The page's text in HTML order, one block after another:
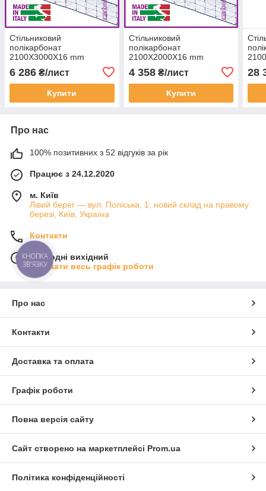
Стільниковий
полікарбонат
2100Х3000Х16 mm
посилений прозорий
6 286 ₴/лист
Купити
Стільниковий
полікарбонат
2100Х2000Х16 mm
посилений прозорий
4 358₴/лист
Купити
28
Про нас
100% позитивних з 52 відгуків за рік
Працює з 24.12.2020
м. Київ
Лівий берег — вул. Поліська, 1; новий склад на правому
березі, Київ, Україна
Контакти
Сьогодні вихідний
Показати весь графік роботи
Про нас
Контакти
Доставка та оплата
Графік роботи
Повна версія сайту
Сайт створено на маркетплейсі Prom.ua
Політика конфіденційності
КНОПКА
ЗВ'ЯЗКУ